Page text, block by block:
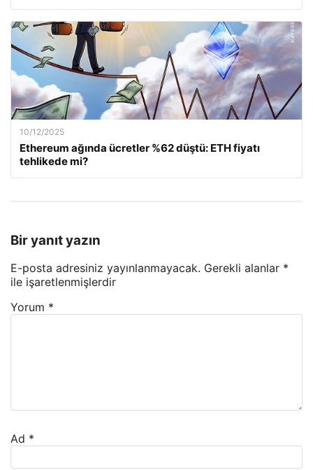
10/12/2025
Ethereum ağında ücretler %62 düştü: ETH fiyatı
tehlikede mi?
Bir yanıt yazın
E-posta adresiniz yayınlanmayacak. Gerekli alanlar *
ile işaretlenmişlerdir
Yorum *
Ad *